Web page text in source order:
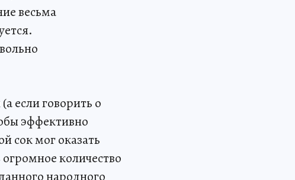
весьма
если говорить о
эффективно
сок мог оказать
количество
народного